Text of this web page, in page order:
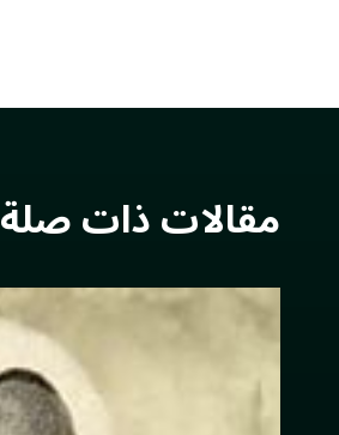
مقالات ذات صلة